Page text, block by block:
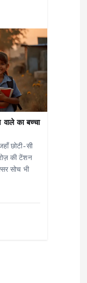
का बच्चा
छोटी–सी
की टेंशन
सोच भी